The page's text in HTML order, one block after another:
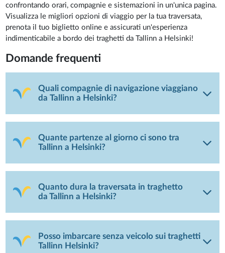
confrontando orari, compagnie e sistemazioni in un'unica pagina.
Visualizza le migliori opzioni di viaggio per la tua traversata,
prenota il tuo biglietto online e assicurati un'esperienza
indimenticabile a bordo dei traghetti da Tallinn a Helsinki!
Domande frequenti
Quali compagnie di navigazione viaggiano
da Tallinn a Helsinki?
Quante partenze al giorno ci sono tra
Tallinn a Helsinki?
Quanto dura la traversata in traghetto
da Tallinn a Helsinki?
Posso imbarcare senza veicolo sui traghetti
Tallinn Helsinki?